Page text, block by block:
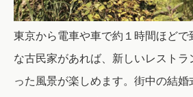
東京から電車や車で約１時間ほどで
な古民家があれば、新しいレストラ
った風景が楽しめます。 街中の結婚